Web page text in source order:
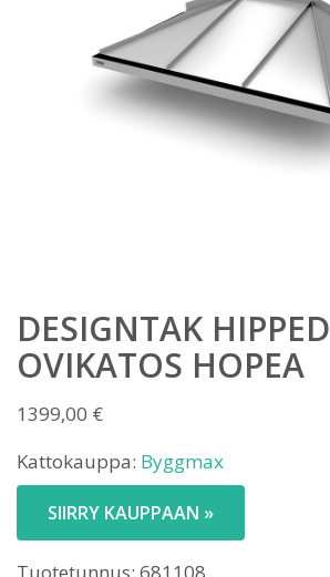
DESIGNTAK HIPPED
OVIKATOS HOPEA
1399,00 €
Kattokauppa: Byggmax
SIIRRY KAUPPAAN »